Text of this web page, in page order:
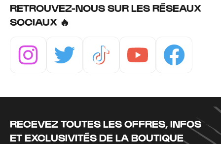
RETROUVEZ-NOUS SUR LES RÉSEAUX
SOCIAUX 🔥
RECEVEZ TOUTES LES OFFRES, INFOS
ET EXCLUSIVITÉS DE LA BOUTIQUE